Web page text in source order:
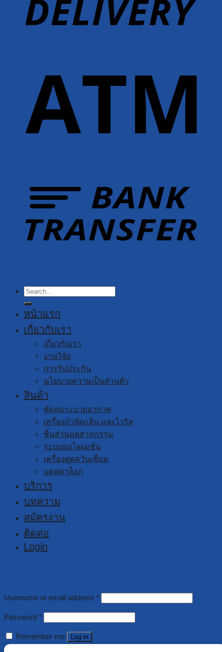
Search
for:
หน้าแรก
เกี่ยวกับเรา
เกี่ยวกับเรา
งานวิจัย
การรับประกัน
นโยบายความเป็นส่วนตัว
สินค้า
พัดลมระบายอากาศ
เครื่องกำจัดกลิ่น และไวรัส
ชิ้นส่วนอุตสาหกรรม
ระบบออโตเมชั่น
เครื่องดูดควันเชื่อม
แคตตาล็อก
บริการ
บทความ
สมัครงาน
ติดต่อ
Login
Username or email address *
Password *
Remember me Log in